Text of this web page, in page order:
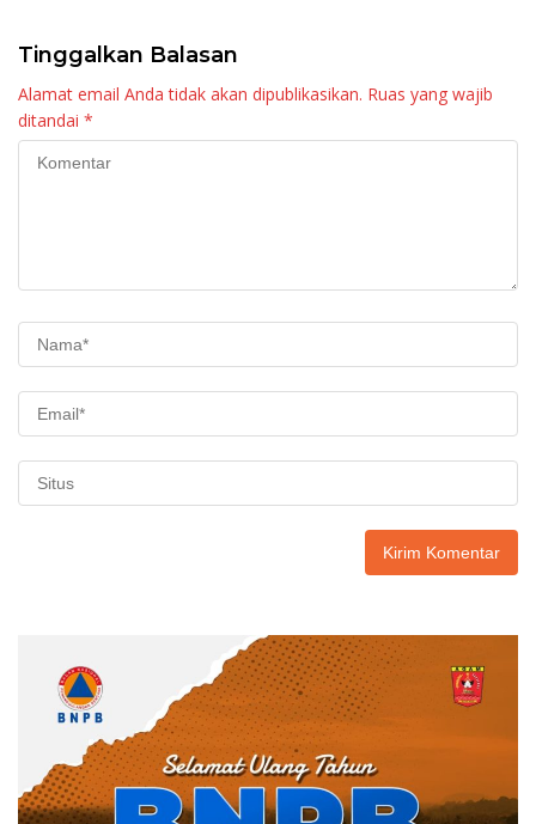
Tinggalkan Balasan
Alamat email Anda tidak akan dipublikasikan. Ruas yang wajib
ditandai *